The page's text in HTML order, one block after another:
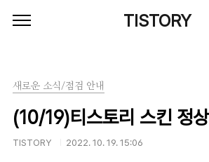
TISTORY
새로운 소식/점검 안내
(10/19)티스토리 스킨 정
TISTORY 2022. 10. 19. 15:06